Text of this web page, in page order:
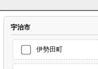
宇治市
伊勢田町